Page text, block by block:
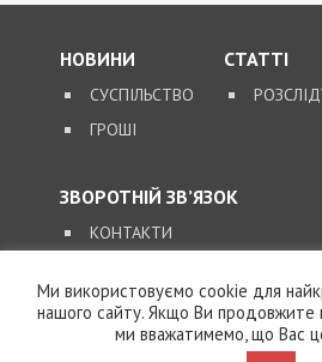
НОВИНИ
СУСПІЛЬСТВО
ГРОШІ
СТАТТІ
ЗВОРОТНІЙ ЗВ’ЯЗОК
КОНТАКТИ
SUPPORT@49000.COM.UA
Ми використовуємо cookie для
нашого сайту. Якщо Ви продовжите
ми вважатимемо, що Вас